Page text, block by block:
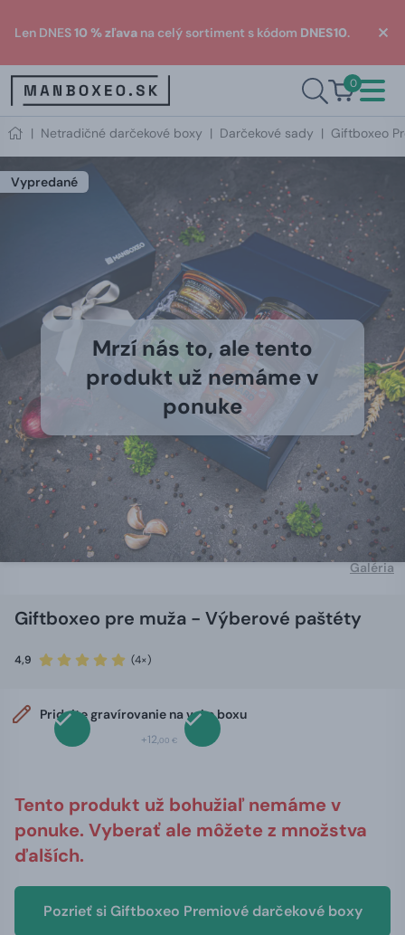
Len DNES10 % zľava na celý sortiment s kódom DNES10.
0
| Netradičné darčekové boxy | Darčekové sady | Giftboxeo
Vypredané
Mrzí nás to, ale tento
produkt už nemáme v
ponuke
Galéria
Giftboxeo pre muža - Výberové paštéty
4,9 (4×)
Pridajte gravírovanie na veko boxu
+12,00 €
Tento produkt už bohužiaľ nemáme v
ponuke. Vyberať ale môžete z množstva
ďalších.
Pozrieť si Giftboxeo Premiové darčekové boxy